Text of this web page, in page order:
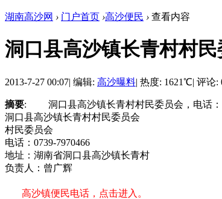
湖南高沙网 › 门户首页 ›高沙便民 › 查看内容
洞口县高沙镇长青村村
2013-7-27 00:07| 编辑: 高沙曝料| 热度: 1621℃| 评论:
摘要: 洞口县高沙镇长青村村民委员会，电话：
洞口县高沙镇长青村村民委员会
村民委员会
电话：0739-7970466
地址：湖南省洞口县高沙镇长青村
负责人：曾广辉
高沙镇便民电话，点击进入。